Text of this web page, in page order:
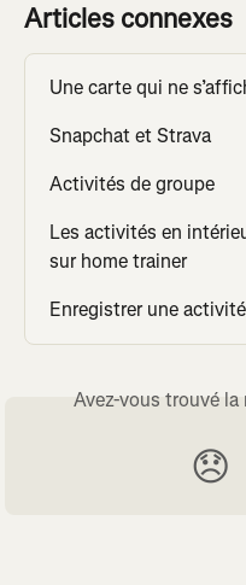
Articles connexes
Une carte qui ne
Snapchat et Strava
Activités de groupe
Les activités en
sur home trainer
Enregistrer une activité
Avez-vous trouvé
😞